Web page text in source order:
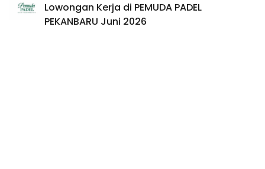
Lowongan Kerja di PEMUDA PADEL
PEKANBARU Juni 2026